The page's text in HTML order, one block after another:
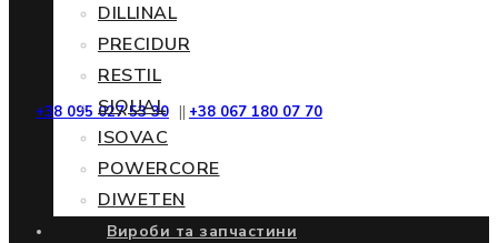
+38 095 027 53 30 || +38 067 180 07 70
DILLINAL
PRECIDUR
RESTIL
SIQUAL
ISOVAC
POWERCORE
DIWETEN
Вироби та запчастини